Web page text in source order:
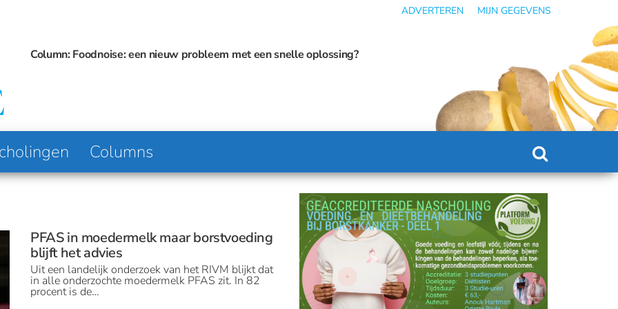
ADVERTEREN MIJN GEGEVENS
Voeding
Platform
Gebruik van obesitasmedicatie kan omslaan in ondervoeding
een nieuw probleem met een snelle oplossing?
Columns
PFAS in moedermelk maar borstvoeding
blijft het advies
Uit een landelijk onderzoek van het RIVM blijkt dat
in alle onderzochte moedermelk PFAS zit. In 82
procent is de…